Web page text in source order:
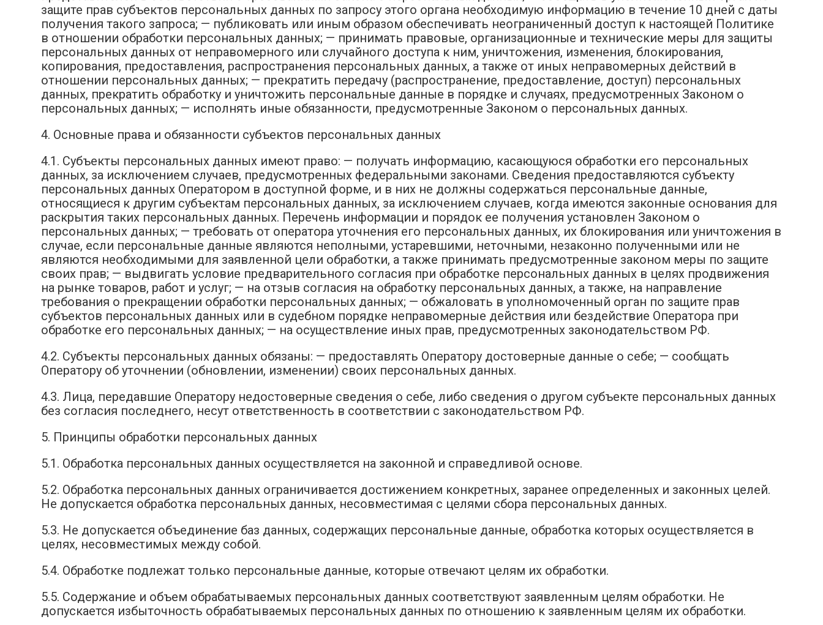
защите прав субъектов персональных данных по запросу этого органа необходимую информацию в течение 10 дней с даты
получения такого запроса; — публиковать или иным образом обеспечивать неограниченный доступ к настоящей Политике
в отношении обработки персональных данных; — принимать правовые, организационные и технические меры для защиты
персональных данных от неправомерного или случайного доступа к ним, уничтожения, изменения, блокирования,
копирования, предоставления, распространения персональных данных, а также от иных неправомерных действий в
отношении персональных данных; — прекратить передачу (распространение, предоставление, доступ) персональных
данных, прекратить обработку и уничтожить персональные данные в порядке и случаях, предусмотренных Законом о
персональных данных; — исполнять иные обязанности, предусмотренные Законом о персональных данных.
4. Основные права и обязанности субъектов персональных данных
4.1. Субъекты персональных данных имеют право: — получать информацию, касающуюся обработки его персональных
данных, за исключением случаев, предусмотренных федеральными законами. Сведения предоставляются субъекту
персональных данных Оператором в доступной форме, и в них не должны содержаться персональные данные,
относящиеся к другим субъектам персональных данных, за исключением случаев, когда имеются законные основания для
раскрытия таких персональных данных. Перечень информации и порядок ее получения установлен Законом о
персональных данных; — требовать от оператора уточнения его персональных данных, их блокирования или уничтожения в
случае, если персональные данные являются неполными, устаревшими, неточными, незаконно полученными или не
являются необходимыми для заявленной цели обработки, а также принимать предусмотренные законом меры по защите
своих прав; — выдвигать условие предварительного согласия при обработке персональных данных в целях продвижения
на рынке товаров, работ и услуг; — на отзыв согласия на обработку персональных данных, а также, на направление
требования о прекращении обработки персональных данных; — обжаловать в уполномоченный орган по защите прав
субъектов персональных данных или в судебном порядке неправомерные действия или бездействие Оператора при
обработке его персональных данных; — на осуществление иных прав, предусмотренных законодательством РФ.
4.2. Субъекты персональных данных обязаны: — предоставлять Оператору достоверные данные о себе; — сообщать
Оператору об уточнении (обновлении, изменении) своих персональных данных.
4.3. Лица, передавшие Оператору недостоверные сведения о себе, либо сведения о другом субъекте персональных данных
без согласия последнего, несут ответственность в соответствии с законодательством РФ.
5. Принципы обработки персональных данных
5.1. Обработка персональных данных осуществляется на законной и справедливой основе.
5.2. Обработка персональных данных ограничивается достижением конкретных, заранее определенных и законных целей.
Не допускается обработка персональных данных, несовместимая с целями сбора персональных данных.
5.3. Не допускается объединение баз данных, содержащих персональные данные, обработка которых осуществляется в
целях, несовместимых между собой.
5.4. Обработке подлежат только персональные данные, которые отвечают целям их обработки.
5.5. Содержание и объем обрабатываемых персональных данных соответствуют заявленным целям обработки. Не
допускается избыточность обрабатываемых персональных данных по отношению к заявленным целям их обработки.